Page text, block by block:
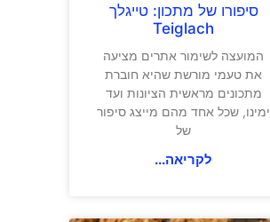
סיפורו של מתכון: טייגלך
Teiglach
המועצה לשימור אתרים מציעה
את טעמי מורשת שהיא חוברת
מתכונים מראשית הציונות ועד
ימינו, שכל אחד מהם מייצג סיפור
של
לקריאה...